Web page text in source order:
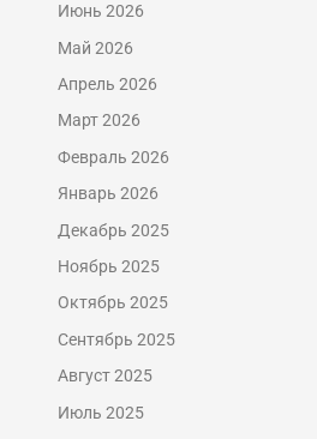
Июнь 2026
Май 2026
Апрель 2026
Март 2026
Февраль 2026
Январь 2026
Декабрь 2025
Ноябрь 2025
Октябрь 2025
Сентябрь 2025
Август 2025
Июль 2025